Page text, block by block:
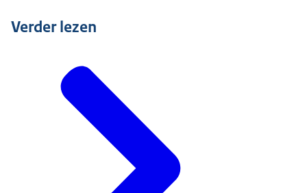
Verder lezen